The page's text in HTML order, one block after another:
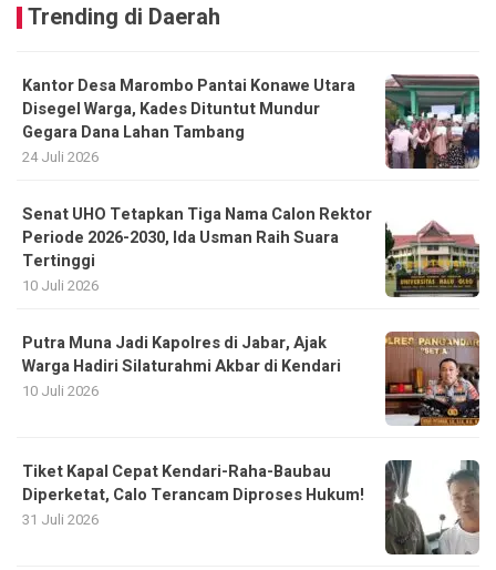
Trending di Daerah
Kantor Desa Marombo Pantai Konawe Utara
Disegel Warga, Kades Dituntut Mundur
Gegara Dana Lahan Tambang
24 Juli 2026
Senat UHO Tetapkan Tiga Nama Calon Rektor
Periode 2026-2030, Ida Usman Raih Suara
Tertinggi
10 Juli 2026
Putra Muna Jadi Kapolres di Jabar, Ajak
Warga Hadiri Silaturahmi Akbar di Kendari
10 Juli 2026
Tiket Kapal Cepat Kendari-Raha-Baubau
Diperketat, Calo Terancam Diproses Hukum!
31 Juli 2026